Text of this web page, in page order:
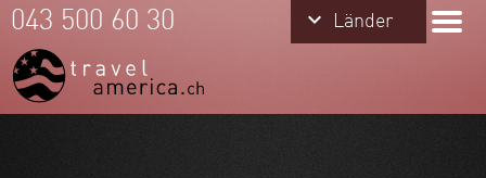
keyboard_arrow_down Länder
keyboard_arrow_down Länder
043 500 60 30